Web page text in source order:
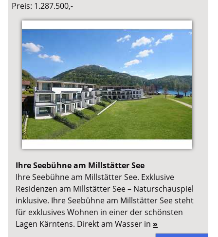
Preis: 1.287.500,-
Ihre Seebühne am Millstätter See
Ihre Seebühne am Millstätter See. Exklusive
Residenzen am Millstätter See – Naturschauspiel
inklusive. Ihre Seebühne am Millstätter See steht
für exklusives Wohnen in einer der schönsten
Lagen Kärntens. Direkt am Wasser in »